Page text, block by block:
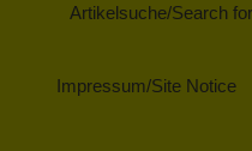
Artikelsuche/Search
Impressum/Site Notice